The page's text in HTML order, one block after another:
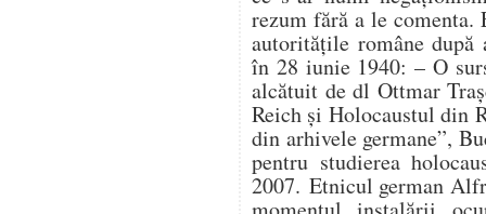
rezum fără a le comenta.
autoritățile române după
în 28 iunie 1940: – O
alcătuit de dl Ottmar
Reich și Holocaustul din
din arhivele germane”,
pentru studierea
2007. Etnicul german